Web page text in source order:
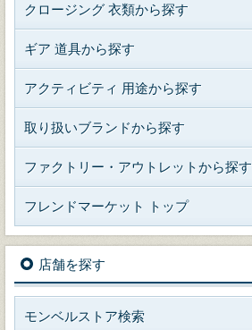
クロージング 衣類から探す
ギア 道具から探す
アクティビティ 用途から探す
取り扱いブランドから探す
ファクトリー・アウトレットから探す
フレンドマーケット トップ
店舗を探す
モンベルストア検索